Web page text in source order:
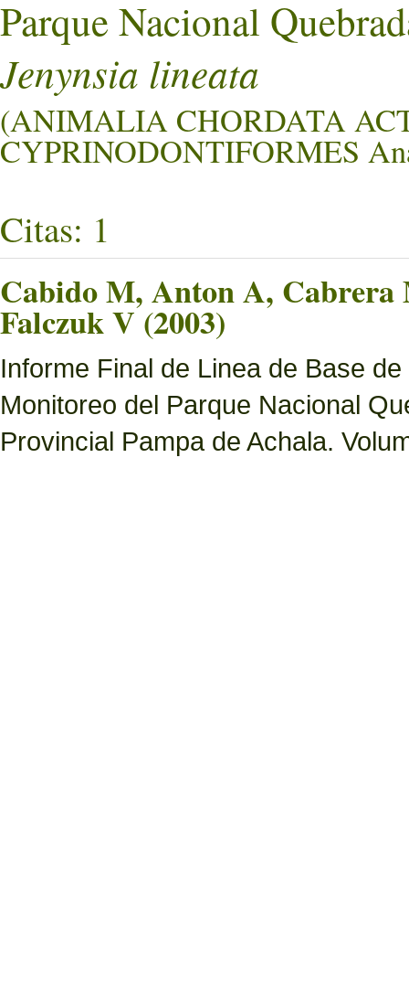
Parque Nacional
Jenynsia lineata
(ANIMALIA CHORDATA
CYPRINODONTIFORMES
Citas: 1
Cabido M, Anton A,
Falczuk V (2003)
Informe Final de Linea de Base
Monitoreo del Parque Nacional
Provincial Pampa de Achala.